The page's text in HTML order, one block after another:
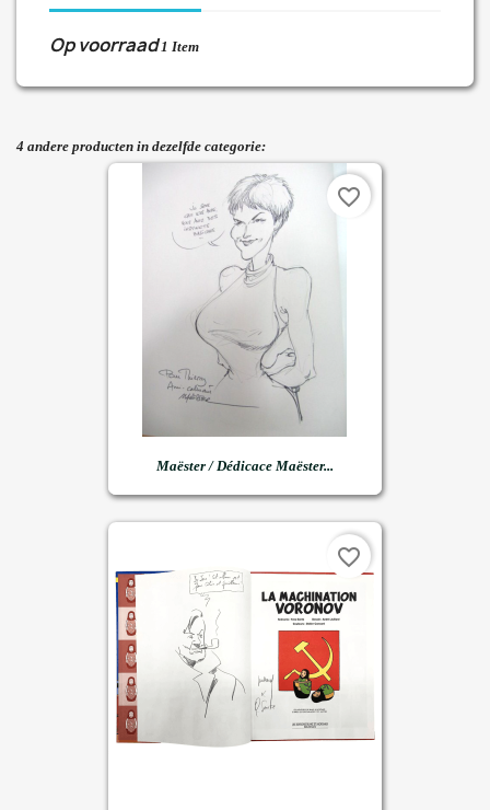
Op voorraad 1 Item
4 andere producten in dezelfde categorie:
Maëster / Dédicace Maëster...
favorite_border
favorite_border